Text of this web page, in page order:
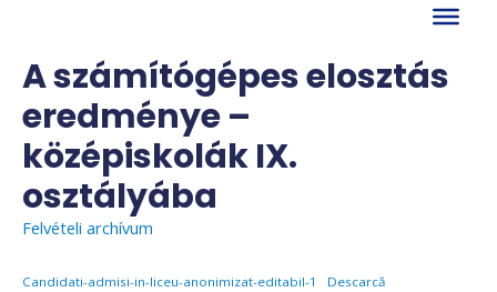
contentA számítógépes elosztás
eredménye –
középiskolák IX.
osztályába
Felvételi archívum
Candidati-admisi-in-liceu-anonimizat-editabil-1 Descarcă